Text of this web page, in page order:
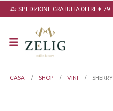
SPEDIZIONE GRATUITA OLTRE € 79
CASA SHOP VINI SHERRY